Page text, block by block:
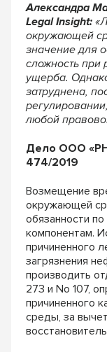
Александра
Legal Insight:
окружающей
значение для
сложность при
ущерба.
затруднена,
любой
Дело ООО
474/2019
Возмещение
окружающей
обязанности
компонентам.
причиненного
загрязнения
производить
273 и No 107,
причиненного
среды, за